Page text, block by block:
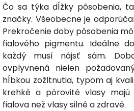
Čo sa týka dĺžky pôsobenia,
značky. Všeobecne je
Prekročenie doby pôsobenia
fialového pigmentu. Ideálne
každý musí nájsť sám.
ovplyvnená nielen
hĺbkou zožltnutia, typom aj
krehké a pórovité vlasy
fialova než vlasy silné a zdravé.